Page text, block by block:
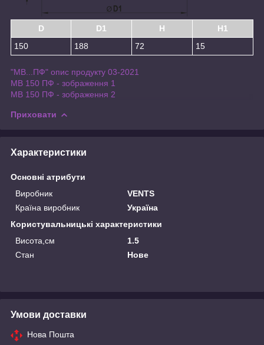
D D1 H
H1
150
188 72 15
"МВ...ПФ" опис продукту 03-2021
МВ 150 ПФ - зображення 1
МВ 150 ПФ - зображення 2
Приховати
Характеристики
Основні атрибути
Виробник
VENTS
Країна виробник
Україна
Користувальницькі характеристики
Висота,см
1.5
Стан
Нове
Умови доставки
Нова Пошта